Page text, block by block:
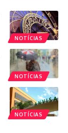
NOTÍCIAS
NOTÍCIAS
NOTÍCIAS